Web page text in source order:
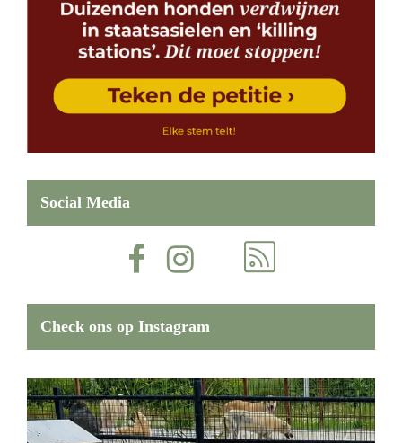
Social Media
Check ons op Instagram